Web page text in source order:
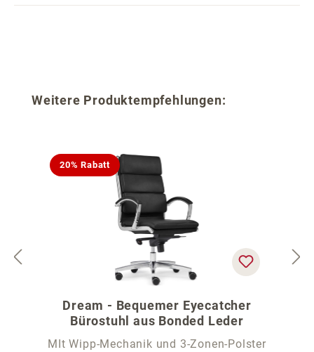
Produktgalerie überspringen
Weitere Produktempfehlungen:
20% Rabatt
Dream - Bequemer Eyecatcher
Bürostuhl aus Bonded Leder
MIt Wipp-Mechanik und 3-Zonen-Polster